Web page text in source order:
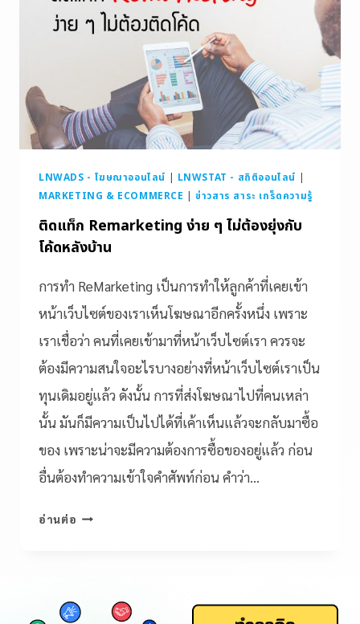
LNWADS - โฆษณาออนไลน์ | LNWSTAT - สถิติออนไลน์ |
MARKETING & ECOMMERCE |ข่าวสาร สาระ เกร็ดความรู้
ติดแท็ก Remarketing ง่าย ๆ ไม่ต้องยุ่งกับ
โค้ดหลังบ้าน
การทำ ReMarketing เป็นการทำให้ลูกค้าที่เคยเข้า
หน้าเว็บไซต์ของเราเห็นโฆษณาอีกครั้งหนึ่ง เพราะ
เราเชื่อว่า คนที่เคยเข้ามาที่หน้าเว็บไซต์เรา ควรจะ
ต้องมีความสนใจอะไรบางอย่างที่หน้าเว็บไซต์เราเป็น
ทุนเดิมอยู่แล้ว ดังนั้น การที่ส่งโฆษณาไปที่คนเหล่า
นั้น มันก็มีความเป็นไปได้ที่เค้าเห็นแล้วจะกลับมาซื้อ
ของ เพราะน่าจะมีความต้องการซื้อของอยู่แล้ว ก่อน
อื่นต้องทำความเข้าใจคำศัพท์ก่อน คำว่า…
อ่านต่อ